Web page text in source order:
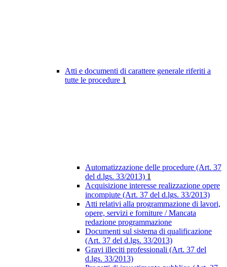
Atti e documenti di carattere generale riferiti a
tutte le procedure 1
Automatizzazione delle procedure (Art. 37
del d.lgs. 33/2013) 1
Acquisizione interesse realizzazione opere
incompiute (Art. 37 del d.lgs. 33/2013)
Atti relativi alla programmazione di lavori,
opere, servizi e forniture / Mancata
redazione programmazione
Documenti sul sistema di qualificazione
(Art. 37 del d.lgs. 33/2013)
Gravi illeciti professionali (Art. 37 del
d.lgs. 33/2013)